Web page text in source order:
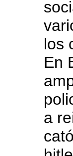
los
En
a